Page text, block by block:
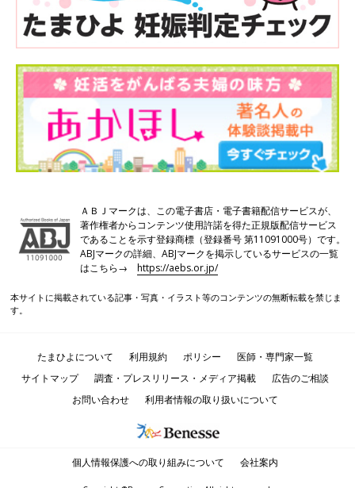
ＡＢＪマークは、この電子書店・電子書籍配信サービスが、
著作権者からコンテンツ使用許諾を得た正規版配信サービス
であることを示す登録商標（登録番号 第11091000号）です。
ABJマークの詳細、ABJマークを掲示しているサービスの一覧
はこちら→https://aebs.or.jp/
本サイトに掲載されている記事・写真・イラスト等のコンテンツの無断転載を禁じま
す。
たまひよについて 利用規約 ポリシー
医師・専門家一覧
サイトマップ
調査・プレスリリース・メディア掲載
広告のご相談
お問い合わせ
利用者情報の取り扱いについて
個人情報保護への取り組みについて 会社案内